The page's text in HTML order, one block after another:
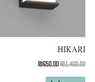
HIKARI
₪1,400.00
₪650.00